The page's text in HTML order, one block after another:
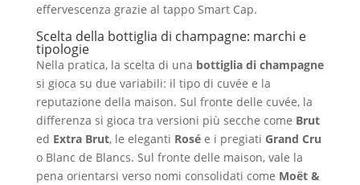
effervescenza grazie al tappo Smart Cap.
Scelta della bottiglia di champagne: marchi e
tipologie
Nella pratica, la scelta di una bottiglia di champagne
si gioca su due variabili: il tipo di cuvée e la
reputazione della maison. Sul fronte delle cuvée, la
differenza si gioca tra versioni più secche come Brut
ed Extra Brut, le eleganti Rosée i pregiati Grand Cru
o Blanc de Blancs. Sul fronte delle maison, vale la
pena orientarsi verso nomi consolidati come Moët &